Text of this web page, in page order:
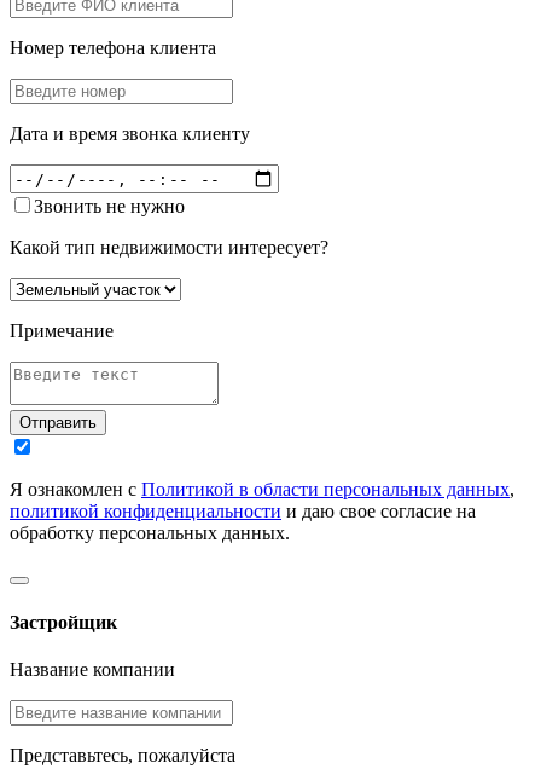
Номер телефона клиента
Дата и время звонка клиенту
Звонить не нужно
Какой тип недвижимости интересует?
Примечание
Отправить
Я ознакомлен с Политикой в области персональных данных,
политикой конфиденциальности и даю свое согласие на
обработку персональных данных.
Застройщик
Название компании
Представьтесь, пожалуйста